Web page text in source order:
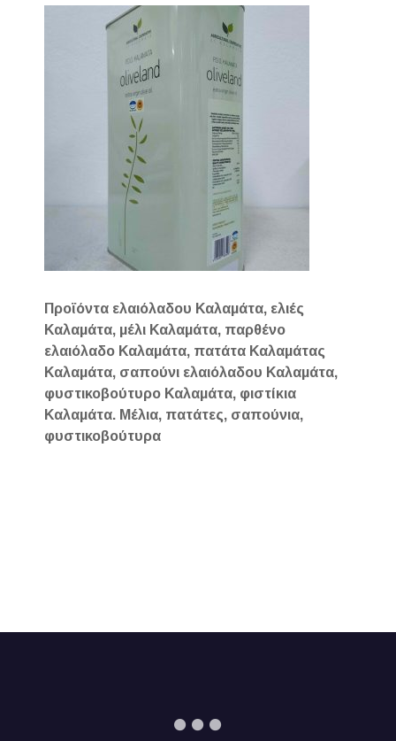
Προϊόντα ελαιόλαδου Καλαμάτα, ελιές
Καλαμάτα, μέλι Καλαμάτα, παρθένο
ελαιόλαδο Καλαμάτα, πατάτα Καλαμάτας
Καλαμάτα, σαπούνι ελαιόλαδου Καλαμάτα,
φυστικοβούτυρο Καλαμάτα, φιστίκια
Καλαμάτα. Μέλια, πατάτες, σαπούνια,
φυστικοβούτυρα